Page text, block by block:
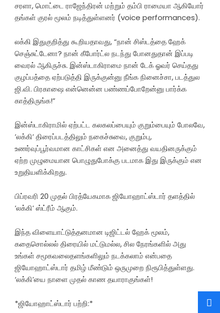
சரளா, மொட்டை ராஜேந்திரன் மற்றும் தம்பி ராமையா ஆகியோர்
தங்கள் குரல் மூலம் நடித்துள்ளனர் (voice performances).
லக்கி இதுகுறித்து கூறியதாவது, “நான் சிஸ்டத்தை ஹேக்
செஞ்சுட்டேனா? நான் கீபோர்ட்ல நடந்து போனதுதான் இப்படி
வைரல் ஆகிருச்சு. இன்ஸ்டாகிராமை நான் டேக் ஓவர் செய்தது
குழப்பத்தை ஏற்படுத்தி இருக்குன்னு நீங்க நினைச்சா, படத்துல
ஜி.வி. பிரகாஷை என்னென்ன பண்ணப்போறேன்னு பார்க்க
காத்திருங்க!”
இன்ஸ்டாகிராமில் ஏற்பட்ட கலகலப்பையும் குறும்பையும் போலவே,
’லக்கி’ திரைப்படத்திலும் நகைச்சுவை, குறும்பு,
உணர்வுப்பூர்வமான காட்சிகள் என அனைத்து வயதினருக்கும்
ஏற்ற முழுமையான பொழுதுபோக்கு படமாக இது இருக்கும் என
உறுதியளிக்கிறது.
பிப்ரவரி 20 முதல் பிரத்யேகமாக ஜியோஹாட்ஸ்டார் தளத்தில்
’லக்கி’ ஸ்ட்ரீம் ஆகும்.
இந்த விளையாட்டுத்தனமான டிஜிட்டல் ஹேக் மூலம்,
கதைசொல்லல் திரையில் மட்டுமல்ல, சில நேரங்களில் அது
உங்கள் சமூகவலைதளங்களிலும் நடக்கலாம் என்பதை
ஜியோஹாட்ஸ்டார் தமிழ் மீண்டும் ஒருமுறை நிரூபித்துள்ளது.
‘லக்கி’யை நாளை முதல் காண தயாராகுங்கள்!
*ஜியோஹாட்ஸ்டார் பற்றி:*